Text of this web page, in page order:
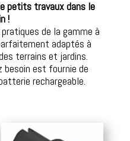
petits travaux dans le
!
de la gamme à
adaptés à
terrains et jardins.
besoin est fournie de
rechargeable.